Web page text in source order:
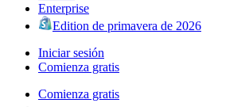
Enterprise
Edition de primavera de 2026
Iniciar sesión
Comienza gratis
Comienza gratis